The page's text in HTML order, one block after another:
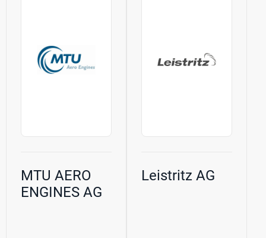
изготовление...
MTU AERO
ENGINES AG
Leistritz AG